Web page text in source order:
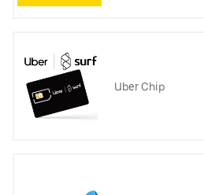
Uber Chip